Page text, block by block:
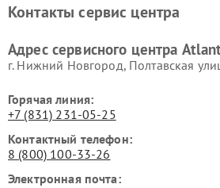
Контакты сервис центра
Адрес сервисного центра
г. Нижний Новгород, Полтавская
Горячая линия:
+7 (831) 231-05-25
Контактный телефон:
8 (800) 100-33-26
Электронная почта: